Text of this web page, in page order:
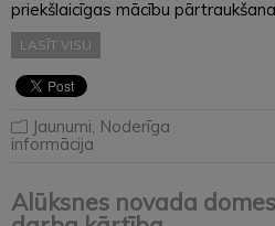
priekšlaicīgas mācību
LASĪT VISU
Jaunumi Noderīga
informācija
Alūksnes novada